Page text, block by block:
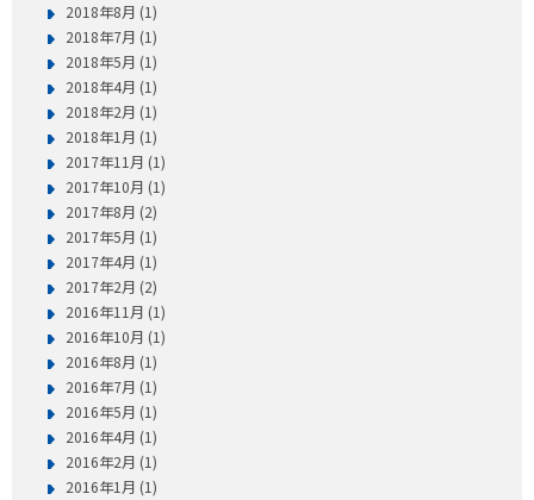
2018年8月 (1)
2018年7月 (1)
2018年5月 (1)
2018年4月 (1)
2018年2月 (1)
2018年1月 (1)
2017年11月 (1)
2017年10月 (1)
2017年8月 (2)
2017年5月 (1)
2017年4月 (1)
2017年2月 (2)
2016年11月 (1)
2016年10月 (1)
2016年8月 (1)
2016年7月 (1)
2016年5月 (1)
2016年4月 (1)
2016年2月 (1)
2016年1月 (1)